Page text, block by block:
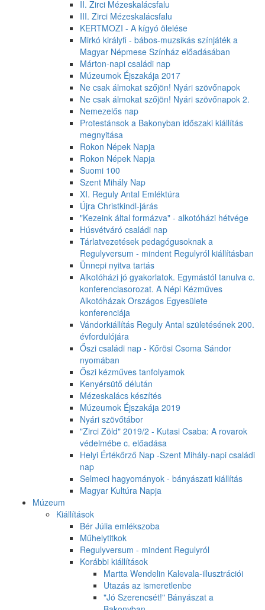
II. Zirci Mézeskalácsfalu
III. Zirci Mézeskalácsfalu
KERTMOZI - A kígyó ölelése
Mirkó királyfi - bábos-muzsikás színjáték a
Magyar Népmese Színház előadásában
Márton-napi családi nap
Múzeumok Éjszakája 2017
Ne csak álmokat szőjön! Nyári szövőnapok
Ne csak álmokat szőjön! Nyári szövőnapok 2.
Nemezelős nap
Protestánsok a Bakonyban időszaki kiállítás
megnyitása
Rokon Népek Napja
Rokon Népek Napja
Suomi 100
Szent Mihály Nap
XI. Reguly Antal Emléktúra
Újra Christkindl-járás
"Kezeink által formázva" - alkotóházi hétvége
Húsvétváró családi nap
Tárlatvezetések pedagógusoknak a
Regulyversum - mindent Regulyról kiállításban
Ünnepi nyitva tartás
Alkotóházi jó gyakorlatok. Egymástól tanulva c.
konferenciasorozat. A Népi Kézműves
Alkotóházak Országos Egyesülete
konferenciája
Vándorkiállítás Reguly Antal születésének 200.
évfordulójára
Őszi családi nap - Kőrösi Csoma Sándor
nyomában
Őszi kézműves tanfolyamok
Kenyérsütő délután
Mézeskalács készítés
Múzeumok Éjszakája 2019
Nyári szövőtábor
"Zirci Zöld" 2019/2 - Kutasi Csaba: A rovarok
védelmébe c. előadása
Helyi Értékőrző Nap -Szent Mihály-napi családi
nap
Selmeci hagyományok - bányászati kiállítás
Magyar Kultúra Napja
Múzeum
Kiállítások
Bér Júlia emlékszoba
Műhelytitkok
Regulyversum - mindent Regulyról
Korábbi kiállítások
Martta Wendelin Kalevala-illusztrációi
Utazás az ismeretlenbe
"Jó Szerencsét!" Bányászat a